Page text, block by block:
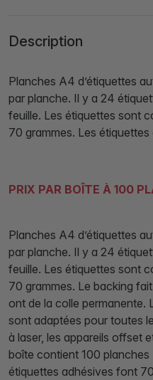
Description
Planches A4 d’étiquettes
par planche. Il y a 24
feuille. Les étiquettes sont
70 grammes. Les
PRIX PAR BOÎTE À 100
Planches A4 d’étiquettes
par planche. Il y a 24
feuille. Les étiquettes sont
70 grammes. Le backing
ont de la colle permanente.
sont adaptées pour toutes
à laser, les appareils offset
boîte contient 100
étiquettes adhésives font